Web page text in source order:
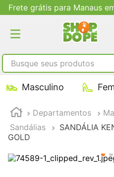
Frete grátis para Manaus
Busque seus produtos
Masculino
Departamentos
Sandálias
SANDÁLIA
GOLD
TERMOS MAIS BUSCADOS
2
tenis feminino
3 º